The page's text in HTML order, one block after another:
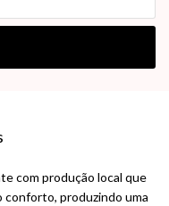
com produção local que
conforto, produzindo uma